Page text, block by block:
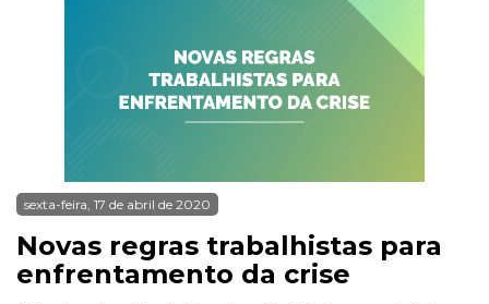
sexta-feira, 17 de abril de 2020
Novas regras trabalhistas para
enfrentamento da crise